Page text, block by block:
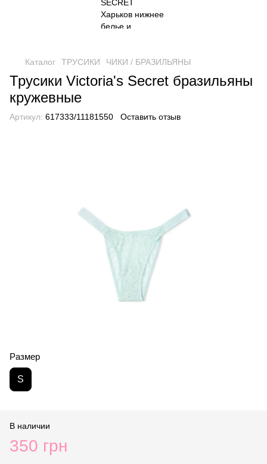
Каталог ТРУСИКИ ЧИКИ / БРАЗИЛЬЯНЫ
Трусики Victoria's Secret бразильяны
кружевные
Артикул: 617333/11181550 Оставить отзыв
Размер
S
В наличии
350 грн